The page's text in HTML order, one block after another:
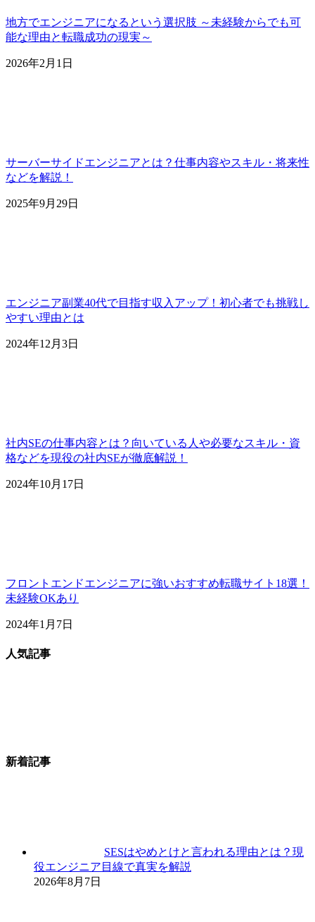
地方でエンジニアになるという選択肢 ～未経験からでも可
能な理由と転職成功の現実～
2026年2月1日
サーバーサイドエンジニアとは？仕事内容やスキル・将来性
などを解説！
2025年9月29日
エンジニア副業40代で目指す収入アップ！初心者でも挑戦し
やすい理由とは
2024年12月3日
社内SEの仕事内容とは？向いている人や必要なスキル・資
格などを現役の社内SEが徹底解説！
2024年10月17日
フロントエンドエンジニアに強いおすすめ転職サイト18選！
未経験OKあり
2024年1月7日
人気記事
新着記事
SESはやめとけと言われる理由とは？現
役エンジニア目線で真実を解説
2026年8月7日